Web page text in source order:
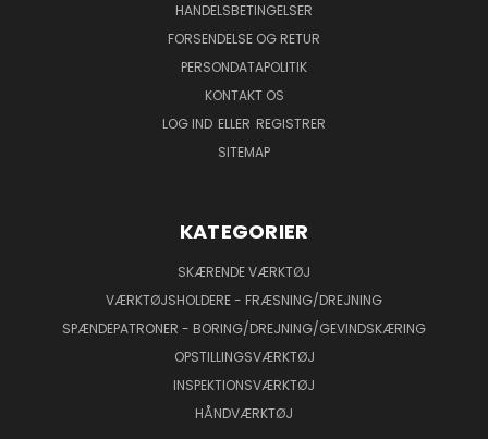
HANDELSBETINGELSER
FORSENDELSE OG RETUR
PERSONDATAPOLITIK
KONTAKT OS
LOG IND ELLER REGISTRER
SITEMAP
KATEGORIER
SKÆRENDE VÆRKTØJ
VÆRKTØJSHOLDERE - FRÆSNING/DREJNING
SPÆNDEPATRONER - BORING/DREJNING/GEVINDSKÆRING
OPSTILLINGSVÆRKTØJ
INSPEKTIONSVÆRKTØJ
HÅNDVÆRKTØJ